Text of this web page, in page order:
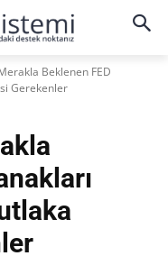
Beklenen FED
Gerekenler